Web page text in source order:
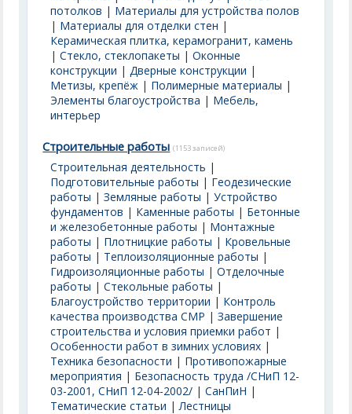
потолков | Материалы для устройства полов
| Материалы для отделки стен |
Керамическая плитка, керамогранит, камень
|Стекло, стеклопакеты |Оконные
конструкции |Дверные конструкции |
Метизы, крепёж | Полимерные материалы |
Элементы благоустройства | Мебель,
интерьер
Строительные работы (1153 записей)
Строительная деятельность |
Подготовительные работы | Геодезические
работы |Земляные работы |Устройство
фундаментов | Каменные работы | Бетонные
и железобетонные работы | Монтажные
работы | Плотницкие работы | Кровельные
работы | Теплоизоляционные работы |
Гидроизоляционные работы |Отделочные
работы |Стекольные работы |
Благоустройство территории | Контроль
качества производства СМР |Завершение
строительства и условия приемки работ |
Особенности работ в зимних условиях |
Техника безопасности | Противопожарные
мероприятия | Безопасность труда /СНиП 12-
03-2001, СНиП 12-04-2002/ |СанПиН |
Тематические статьи |Лестницы